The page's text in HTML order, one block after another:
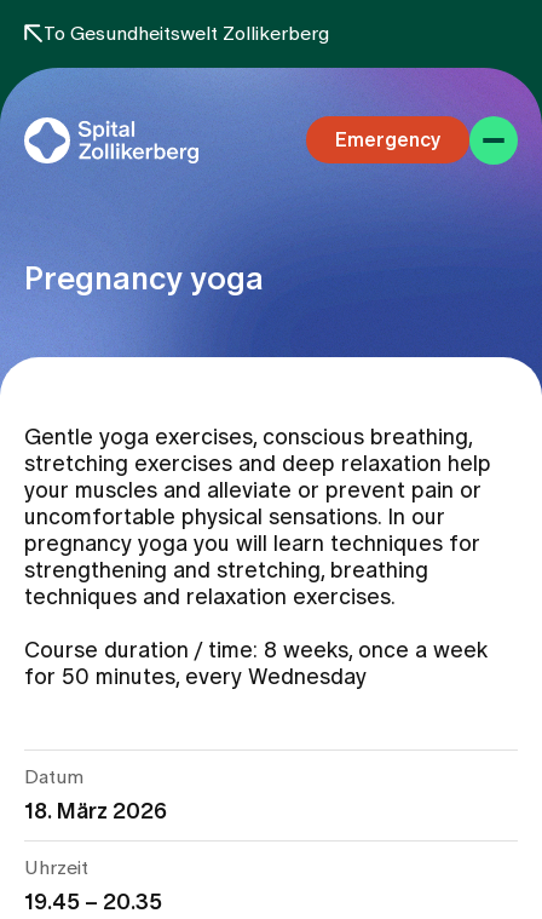
To Gesundheitswelt Zollikerberg
Emergency
Stay
Team
Assigning
Events
Latest news
Pregnancy yoga
Gentle yoga exercises, conscious breathing,
stretching exercises and deep relaxation help
your muscles and alleviate or prevent pain or
uncomfortable physical sensations. In our
pregnancy yoga you will learn techniques for
strengthening and stretching, breathing
techniques and relaxation exercises.
Course duration / time: 8 weeks, once a week
for 50 minutes, every Wednesday
Datum
18. März 2026
Uhrzeit
19.45 – 20.35